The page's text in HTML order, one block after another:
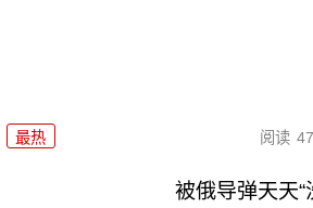
最热 阅读
被俄导弹天天“